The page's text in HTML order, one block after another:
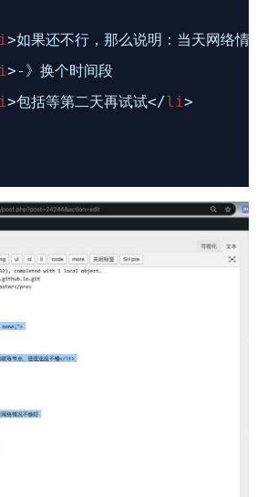
>如果还不行，那么说明：当天网络情
>-》换个时间段
>包括等第二天再试试</li>